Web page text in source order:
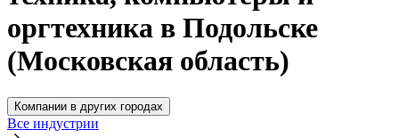
оргтехника в Подольске
(Московская область)
Компании в других городах
Все индустрии